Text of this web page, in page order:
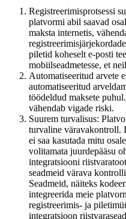
Registreerimisprotsessi
platvormi abil saavad
maksta internetis,
piletid koheselt e-posti
mobiilseadmetesse, et
Automatiseeritud arvete
automatiseeritud
töödeldud maksete
vähendab vigade riski.
Suurem turvalisus:
turvaline väravakontroll.
ei saa kasutada mitu
volitamata juurdepääsu
integratsiooni
seadmeid värava
Seadmeid, näiteks
integreerida meie
registreerimis- ja
integratsioon